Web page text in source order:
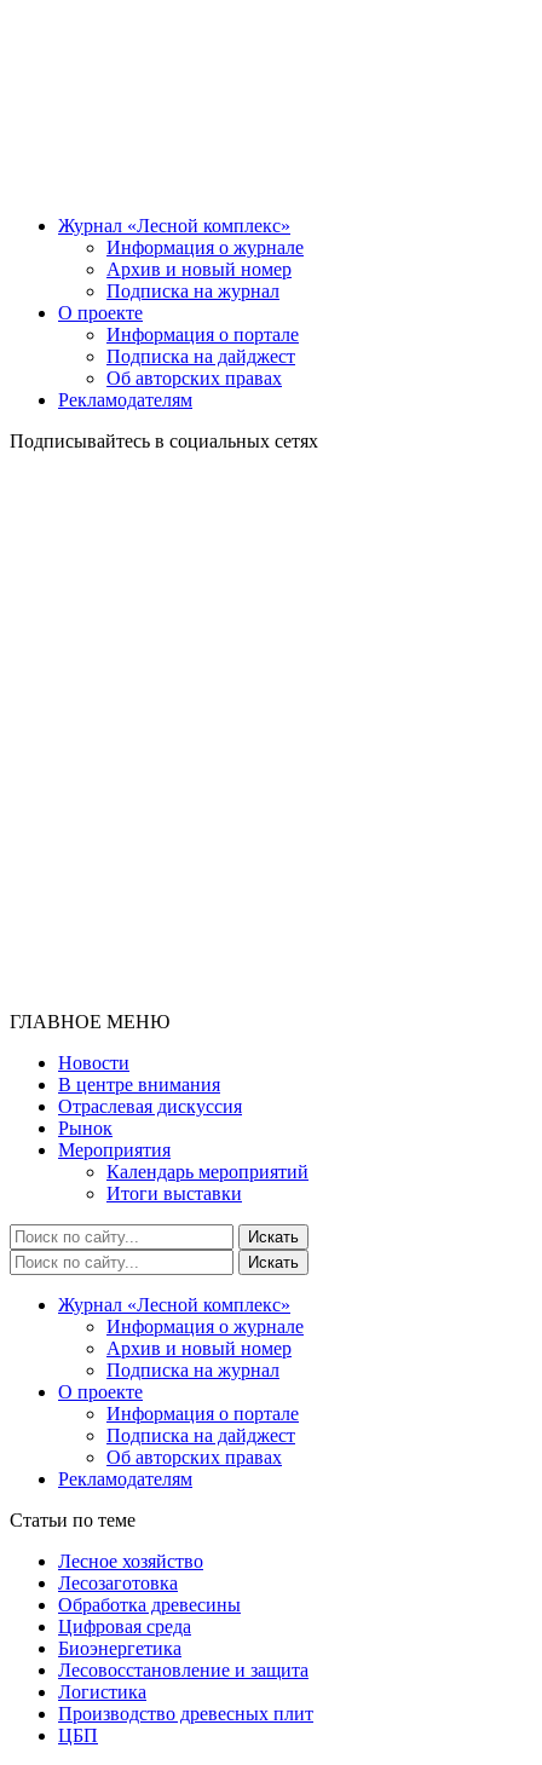
Журнал «Лесной комплекс»
Информация о журнале
Архив и новый номер
Подписка на журнал
О проекте
Информация о портале
Подписка на дайджест
Об авторских правах
Рекламодателям
Подписывайтесь в социальных сетях
ГЛАВНОЕ МЕНЮ
Новости
В центре внимания
Отраслевая дискуссия
Рынок
Мероприятия
Календарь мероприятий
Итоги выставки
Журнал «Лесной комплекс»
Информация о журнале
Архив и новый номер
Подписка на журнал
О проекте
Информация о портале
Подписка на дайджест
Об авторских правах
Рекламодателям
Статьи по теме
Лесное хозяйство
Лесозаготовка
Обработка древесины
Цифровая среда
Биоэнергетика
Лесовосстановление и защита
Логистика
Производство древесных плит
ЦБП